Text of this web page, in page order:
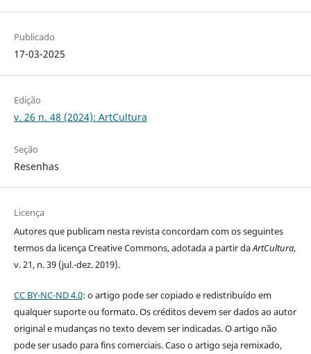
Publicado
17-03-2025
Edição
v. 26 n. 48 (2024): ArtCultura
Seção
Resenhas
Licença
Autores que publicam nesta revista concordam com os seguintes
termos da licença Creative Commons, adotada a partir daArtCultura,
v. 21, n. 39 (jul.-dez. 2019).
CC BY-NC-ND 4.0: o artigo pode ser copiado e redistribuído em
qualquer suporte ou formato. Os créditos devem ser dados ao autor
original e mudanças no texto devem ser indicadas. O artigo não
pode ser usado para fins comerciais. Caso o artigo seja remixado,